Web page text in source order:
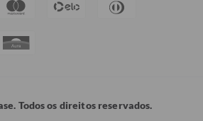
Todos os direitos reservados.